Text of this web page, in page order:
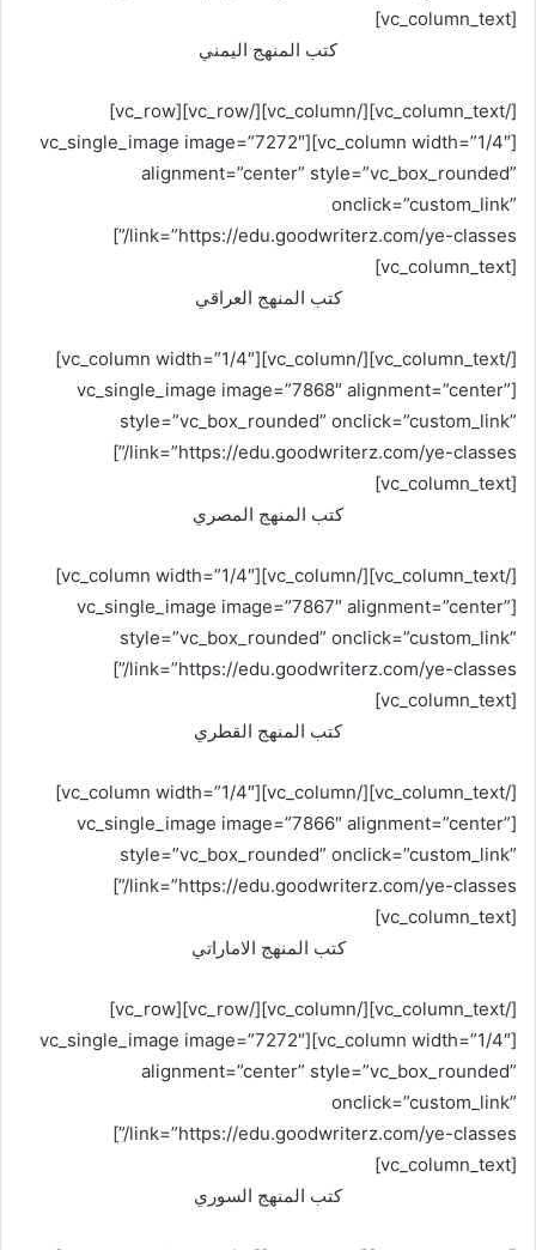
[vc_column_text]
كتب المنهج اليمني
[/vc_column_text][/vc_column][/vc_row][vc_row]
[vc_column width=”1/4″][vc_single_image image=”7272″
alignment=”center” style=”vc_box_rounded”
onclick=”custom_link”
link=”https://edu.goodwriterz.com/ye-classes/”]
[vc_column_text]
كتب المنهج العراقي
[/vc_column_text][/vc_column][vc_column width=”1/4″]
[vc_single_image image=”7868″ alignment=”center”
style=”vc_box_rounded” onclick=”custom_link”
link=”https://edu.goodwriterz.com/ye-classes/”]
[vc_column_text]
كتب المنهج المصري
[/vc_column_text][/vc_column][vc_column width=”1/4″]
[vc_single_image image=”7867″ alignment=”center”
style=”vc_box_rounded” onclick=”custom_link”
link=”https://edu.goodwriterz.com/ye-classes/”]
[vc_column_text]
كتب المنهج القطري
[/vc_column_text][/vc_column][vc_column width=”1/4″]
[vc_single_image image=”7866″ alignment=”center”
style=”vc_box_rounded” onclick=”custom_link”
link=”https://edu.goodwriterz.com/ye-classes/”]
[vc_column_text]
كتب المنهج الاماراتي
[/vc_column_text][/vc_column][/vc_row][vc_row]
[vc_column width=”1/4″][vc_single_image image=”7272″
alignment=”center” style=”vc_box_rounded”
onclick=”custom_link”
link=”https://edu.goodwriterz.com/ye-classes/”]
[vc_column_text]
كتب المنهج السوري